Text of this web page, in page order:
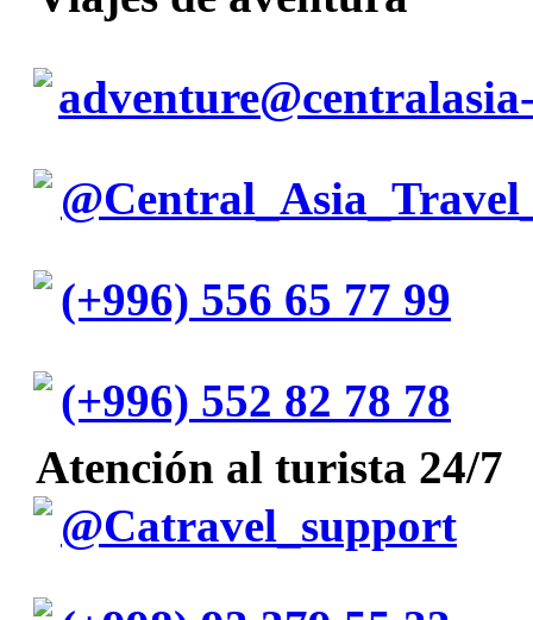
(+996) 556 65 77 99
(+996) 552 82 78 78
Atención al turista 24/7
@Catravel_support